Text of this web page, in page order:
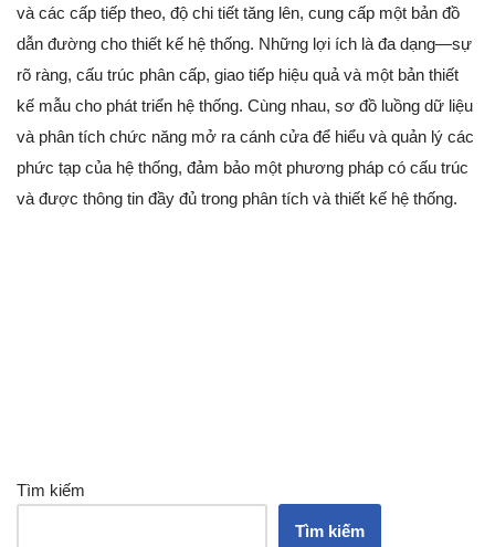
và các cấp tiếp theo, độ chi tiết tăng lên, cung cấp một bản đồ
dẫn đường cho thiết kế hệ thống. Những lợi ích là đa dạng—sự
rõ ràng, cấu trúc phân cấp, giao tiếp hiệu quả và một bản thiết
kế mẫu cho phát triển hệ thống. Cùng nhau, sơ đồ luồng dữ liệu
và phân tích chức năng mở ra cánh cửa để hiểu và quản lý các
phức tạp của hệ thống, đảm bảo một phương pháp có cấu trúc
và được thông tin đầy đủ trong phân tích và thiết kế hệ thống.
Tìm kiếm
Tìm kiếm